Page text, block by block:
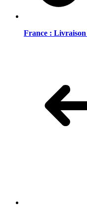
France :